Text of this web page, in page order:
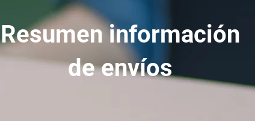
Resumen información
de envíos